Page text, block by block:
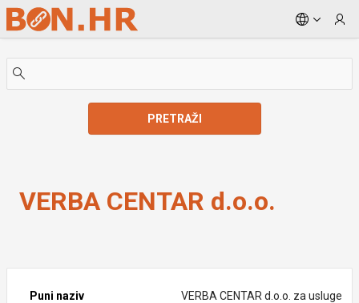
Skip to Main Content
PRETRAŽI
VERBA CENTAR d.o.o.
Puni naziv VERBA CENTAR d.o.o. za usluge